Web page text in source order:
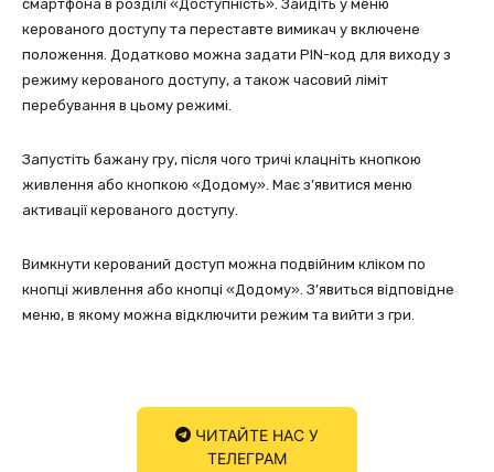
смартфона в розділі «Доступність». Зайдіть у меню
керованого доступу та переставте вимикач у включене
положення. Додатково можна задати PIN-код для виходу з
режиму керованого доступу, а також часовий ліміт
перебування в цьому режимі.
Запустіть бажану гру, після чого тричі клацніть кнопкою
живлення або кнопкою «Додому». Має з’явитися меню
активації керованого доступу.
Вимкнути керований доступ можна подвійним кліком по
кнопці живлення або кнопці «Додому». З’явиться відповідне
меню, в якому можна відключити режим та вийти з гри.
ЧИТАЙТЕ НАС У
ТЕЛЕГРАМ